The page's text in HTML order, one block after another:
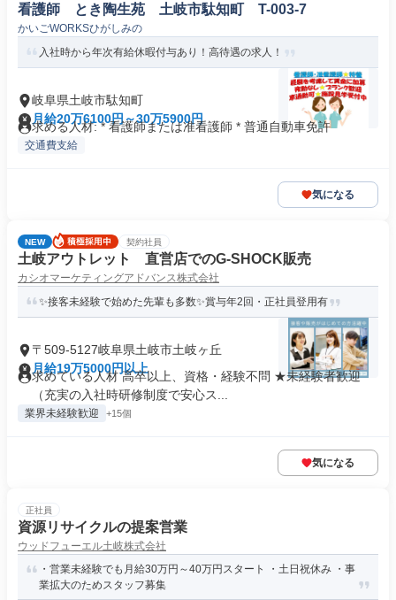
看護師 とき陶生苑 土岐市駄知町 T-003-7
かいごWORKSひがしみの
入社時から年次有給休暇付与あり！高待遇の求人！
岐阜県土岐市駄知町
月給20万6100円～30万5900円
求める人材: * 看護師または准看護師 * 普通自動車免許
交通費支給
気になる
NEW 契約社員
土岐アウトレット 直営店でのG-SHOCK販売
カシオマーケティングアドバンス株式会社
✨接客未経験で始めた先輩も多数✨賞与年2回・正社員登用有
〒509-5127岐阜県土岐市土岐ヶ丘
月給19万5000円以上
求めている人材 高卒以上、資格・経験不問 ★未経験者歓迎
（充実の入社時研修制度で安心ス...
業界未経験歓迎 +15個
気になる
正社員
資源リサイクルの提案営業
ウッドフューエル土岐株式会社
・営業未経験でも月給30万円～40万円スタート ・土日祝休み ・事
業拡大のためスタッフ募集